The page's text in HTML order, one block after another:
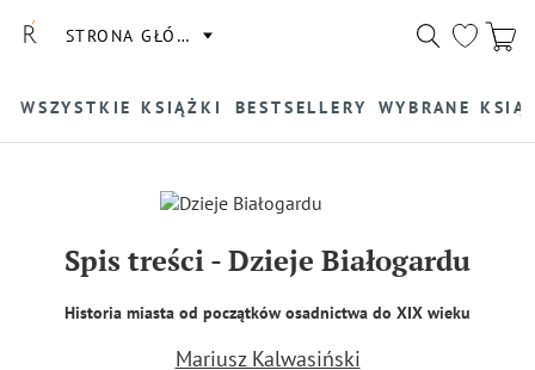
STRONA GŁÓWNA
WSZYSTKIE KSIĄŻKI BESTSELLERY WYBRANE
Spis treści-Dzieje Białogardu
Historia miasta od początków osadnictwa do XIX wieku
Mariusz Kalwasiński